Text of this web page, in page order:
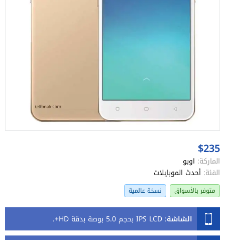
$235
الماركة: اوبو
الفئة: أحدث الموبايلات
متوفر بالأسواق نسخة عالمية
الشاشة: IPS LCD بحجم 5.0 بوصة بدقة HD+.